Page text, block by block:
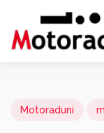
Motoraduni